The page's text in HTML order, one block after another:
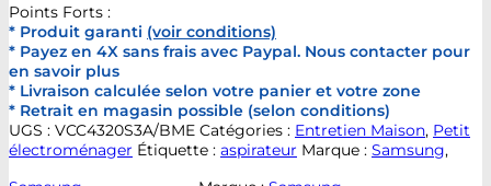
Points Forts :
* Produit garanti (voir conditions)
* Payez en 4X sans frais avec Paypal. Nous contacter pour
en savoir plus
* Livraison calculée selon votre panier et votre zone
* Retrait en magasin possible (selon conditions)
UGS : VCC4320S3A/BME Catégories : Entretien Maison, Petit
électroménager Étiquette : aspirateur Marque : Samsung,